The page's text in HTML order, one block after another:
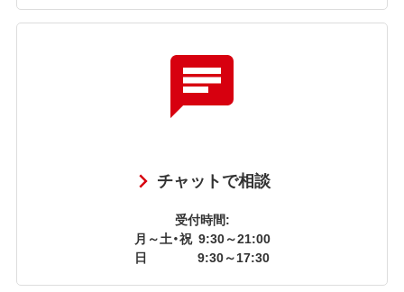
チャットで相談
受付時間:
月～土・祝 9:30～21:00
日
9:30～17:30